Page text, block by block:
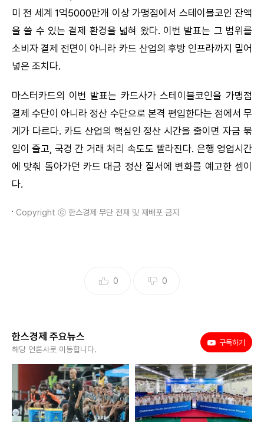
미 전 세계 1억5000만개 이상 가맹점에서 스테이블코인 잔액
을 쓸 수 있는 결제 환경을 넓혀 왔다. 이번 발표는 그 범위를
소비자 결제 전면이 아니라 카드 산업의 후방 인프라까지 밀어
넣은 조치다.
마스터카드의 이번 발표는 카드사가 스테이블코인을 가맹점
결제 수단이 아니라 정산 수단으로 본격 편입한다는 점에서 무
게가 다르다. 카드 산업의 핵심인 정산 시간을 줄이면 자금 묶
임이 줄고, 국경 간 거래 처리 속도도 빨라진다. 은행 영업시간
에 맞춰 돌아가던 카드 대금 정산 질서에 변화를 예고한 셈이
다.
Copyright ⓒ 한스경제 무단 전재 및 재배포 금지
0 0
한스경제 주요뉴스
해당 언론사로 이동합니다.
구독하기